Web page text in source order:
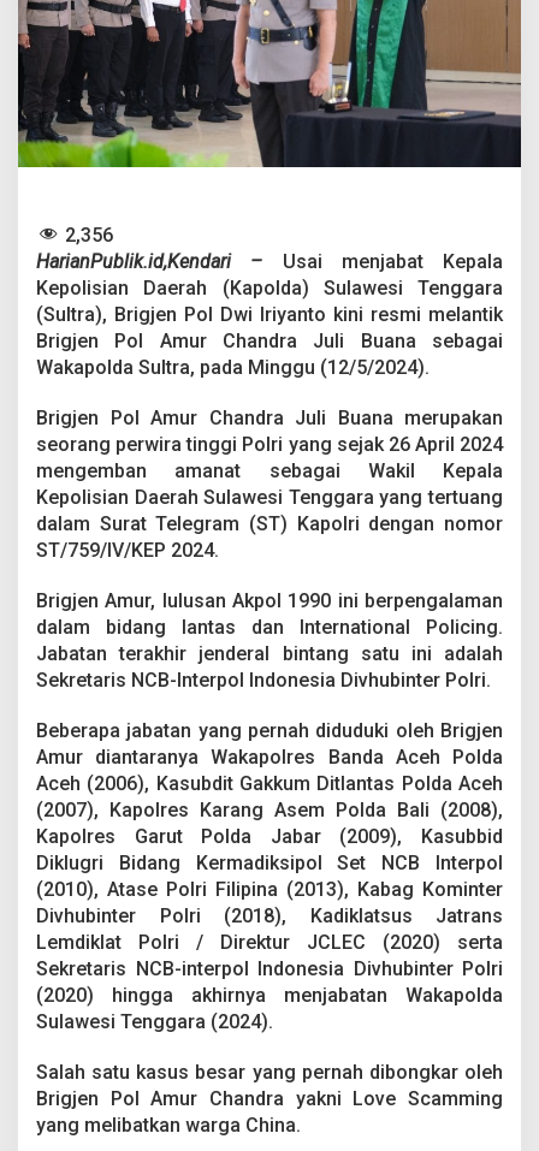
i
L
i
k
B
e
n
P
o
l
A
u
r
a
d
a
J
u
l
i
u
a
n
a
S
e
a
a
i
W
a
k
i
n
y
a
2,356
HarianPublik.id,Kendari –
Usai menjabat Kepala
Kepolisian Daerah (Kapolda) Sulawesi Tenggara
(Sultra), Brigjen Pol Dwi Iriyanto kini resmi melantik
Brigjen Pol Amur Chandra Juli Buana sebagai
Wakapolda Sultra, pada Minggu (12/5/2024).
Brigjen Pol Amur Chandra Juli Buana merupakan
seorang perwira tinggi Polri yang sejak 26 April 2024
mengemban amanat sebagai Wakil Kepala
Kepolisian Daerah Sulawesi Tenggara yang tertuang
dalam Surat Telegram (ST) Kapolri dengan nomor
ST/759/IV/KEP 2024.
Brigjen Amur, lulusan Akpol 1990 ini berpengalaman
dalam bidang lantas dan International Policing.
Jabatan terakhir jenderal bintang satu ini adalah
Sekretaris NCB-Interpol Indonesia Divhubinter Polri.
Beberapa jabatan yang pernah diduduki oleh Brigjen
Amur diantaranya Wakapolres Banda Aceh Polda
Aceh (2006), Kasubdit Gakkum Ditlantas Polda Aceh
(2007), Kapolres Karang Asem Polda Bali (2008),
Kapolres Garut Polda Jabar (2009), Kasubbid
Diklugri Bidang Kermadiksipol Set NCB Interpol
(2010), Atase Polri Filipina (2013), Kabag Kominter
Divhubinter Polri (2018), Kadiklatsus Jatrans
Lemdiklat Polri / Direktur JCLEC (2020) serta
Sekretaris NCB-interpol Indonesia Divhubinter Polri
(2020) hingga akhirnya menjabatan Wakapolda
Sulawesi Tenggara (2024).
Salah satu kasus besar yang pernah dibongkar oleh
Brigjen Pol Amur Chandra yakni Love Scamming
yang melibatkan warga China.